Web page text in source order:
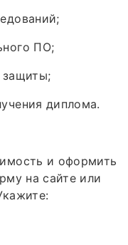
ПО;
защиты;
диплома.
и оформить
на сайте или